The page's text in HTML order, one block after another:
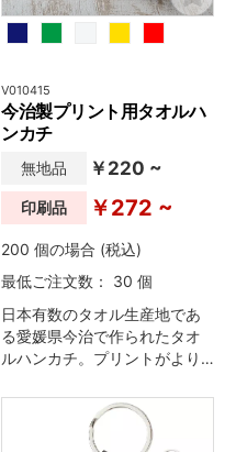
V010415
今治製プリント用タオルハ
ンカチ
無地品 ￥220 ~
印刷品 ￥272 ~
200 個の場合 (税込)
最低ご注文数： 30 個
日本有数のタオル生産地であ
る愛媛県今治で作られたタオ
ルハンカチ。プリントがより
ング加工を施しています。■
今治製タグ付き(今治ブランド
タグは付きません)